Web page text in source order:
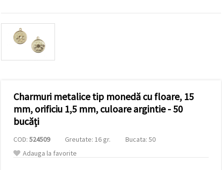
afișa
conținut și
reclame
analiză și
Puteți fi de
acord să
toate
urile făcând
Charmuri metalice tip monedă cu floare, 15
mm, orificiu 1,5 mm, culoare argintie - 50
bucăți
COD: 524509 Greutate: 16 gr.
Bucata: 50
Adauga la favorite